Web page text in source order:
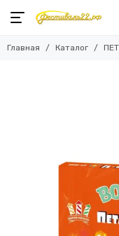
Главная Каталог